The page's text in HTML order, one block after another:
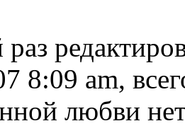
8:09 am,
любви